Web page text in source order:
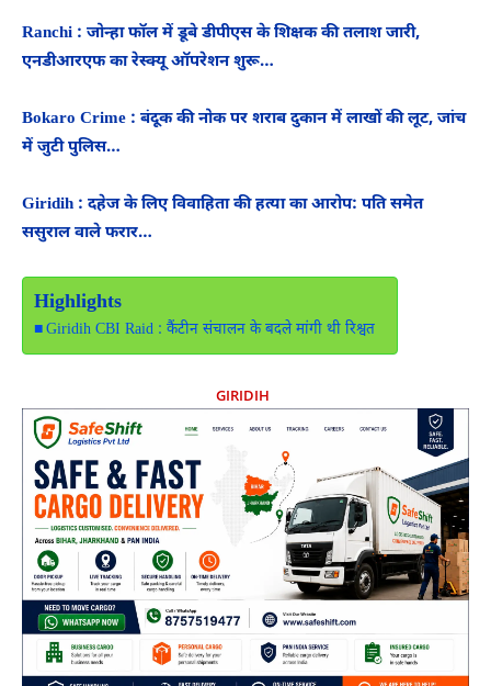
Ranchi : जोन्हा फॉल में डूबे डीपीएस के शिक्षक की तलाश जारी,
एनडीआरएफ का रेस्क्यू ऑपरेशन शुरू…
Bokaro Crime : बंदूक की नोक पर शराब दुकान में लाखों की लूट, जांच
में जुटी पुलिस…
Giridih : दहेज के लिए विवाहिता की हत्या का आरोप: पति समेत
ससुराल वाले फरार…
Highlights
Giridih CBI Raid : कैंटीन संचालन के बदले मांगी थी रिश्वत
GIRIDIH